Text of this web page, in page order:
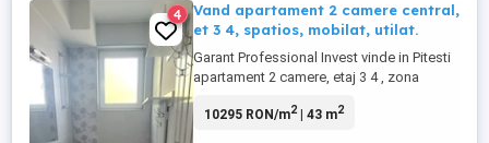
4
Vand apartament 2 camere central,
et 3 4, spatios, mobilat, utilat.
Garant Professional Invest vinde in Pitesti
apartament 2 camere, etaj 3 4 , zona
de mutat. Flexibilitatea este cuvântul cheie
10295 RON/m2| 43 m2